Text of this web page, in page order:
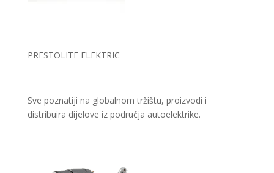
PRESTOLITE ELEKTRIC
Sve poznatiji na globalnom tržištu, proizvodi i
distribuira dijelove iz područja autoelektrike.